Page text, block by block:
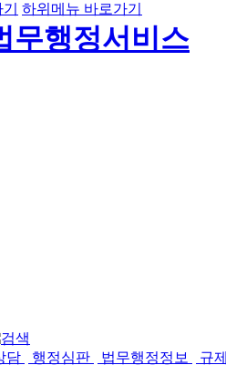
하위메뉴 바로가기
담 행정심판 법무행정정보 규